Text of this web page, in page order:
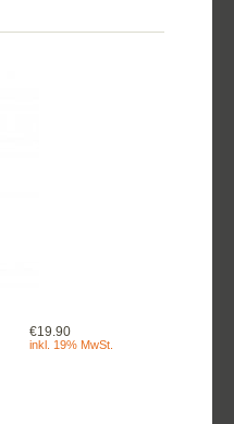
€19.90
inkl. 19% MwSt.